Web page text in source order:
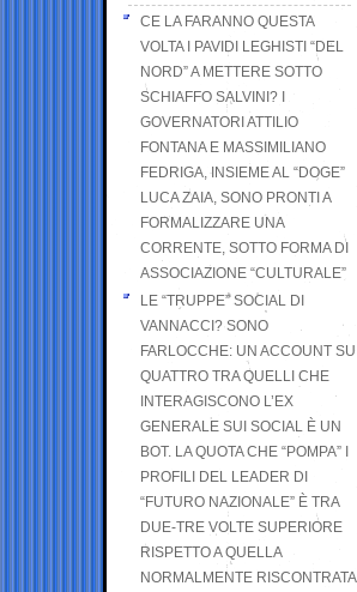
CE LA FARANNO QUESTA
VOLTA I PAVIDI LEGHISTI “DEL
NORD” A METTERE SOTTO
SCHIAFFO SALVINI? I
GOVERNATORI ATTILIO
FONTANA E MASSIMILIANO
FEDRIGA, INSIEME AL “DOGE”
LUCA ZAIA, SONO PRONTI A
FORMALIZZARE UNA
CORRENTE, SOTTO FORMA DI
ASSOCIAZIONE “CULTURALE”
LE “TRUPPE” SOCIAL DI
VANNACCI? SONO
FARLOCCHE: UN ACCOUNT SU
QUATTRO TRA QUELLI CHE
INTERAGISCONO L’EX
GENERALE SUI SOCIAL È UN
BOT. LA QUOTA CHE “POMPA” I
PROFILI DEL LEADER DI
“FUTURO NAZIONALE” È TRA
DUE-TRE VOLTE SUPERIORE
RISPETTO A QUELLA
NORMALMENTE RISCONTRATA